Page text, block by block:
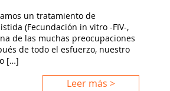
un tratamiento de
(Fecundación in vitro -FIV-,
de las muchas preocupaciones
de todo el esfuerzo, nuestro
[…]
Leer más >